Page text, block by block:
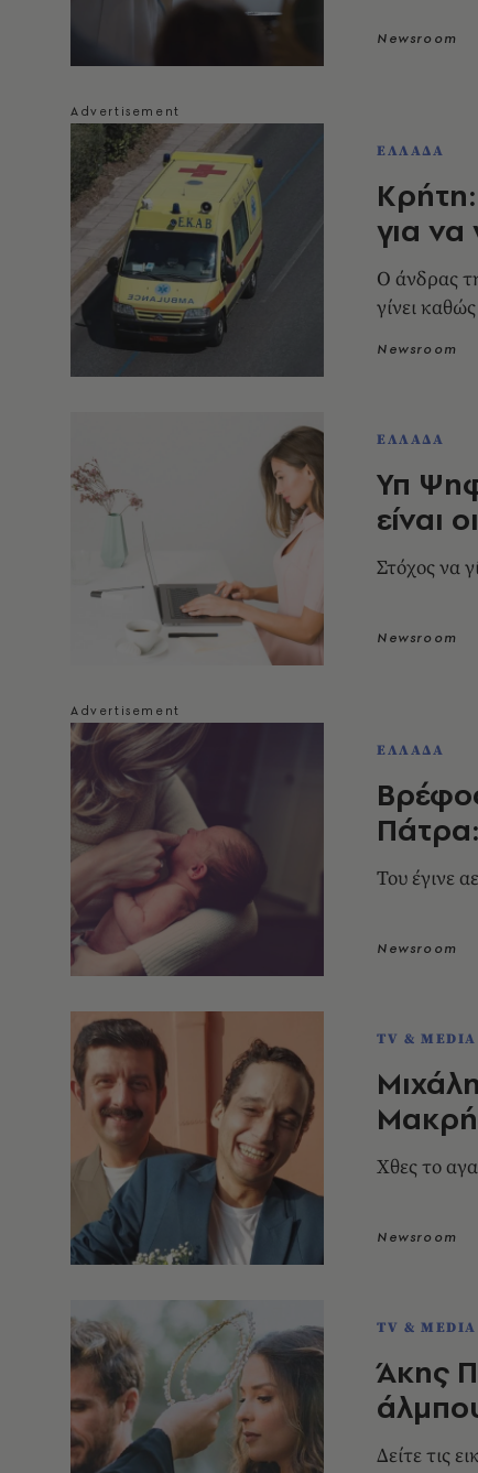
Newsroom
ΕΛΛΑΔΑ
για να
Ο άνδρας
γίνει
Newsroom
ΕΛΛΑΔΑ
Υπ
είναι
Στόχος να
Newsroom
ΕΛΛΑΔΑ
Του έγινε
Newsroom
TV & MEDIA
Χθες το
Newsroom
TV & MEDIA
Άκης
Δείτε τις